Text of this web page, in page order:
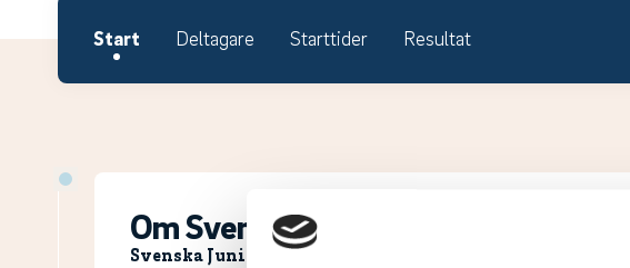
Start Deltagare Starttider Resultat
Om Svenska Juniortouren Division 2.
Svenska Juniortouren Elit är den andra av tourens fyra